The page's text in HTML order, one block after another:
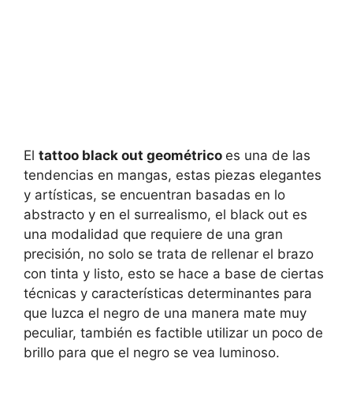
El tattoo black out geométrico es una de las
tendencias en mangas, estas piezas elegantes
y artísticas, se encuentran basadas en lo
abstracto y en el surrealismo, el black out es
una modalidad que requiere de una gran
precisión, no solo se trata de rellenar el brazo
con tinta y listo, esto se hace a base de ciertas
técnicas y características determinantes para
que luzca el negro de una manera mate muy
peculiar, también es factible utilizar un poco de
brillo para que el negro se vea luminoso.